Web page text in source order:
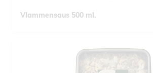
Vlammensaus 500 ml.